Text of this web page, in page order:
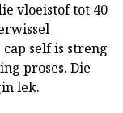
vloeistof tot 40
self is streng
proses. Die
lek.